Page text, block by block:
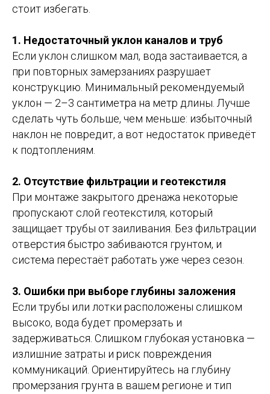
стоит избегать.
1. Недостаточный уклон каналов и труб
Если уклон слишком мал, вода застаивается, а
при повторных замерзаниях разрушает
конструкцию. Минимальный рекомендуемый
уклон — 2–3 сантиметра на метр длины. Лучше
сделать чуть больше, чем меньше: избыточный
наклон не повредит, а вот недостаток приведёт
к подтоплениям.
2. Отсутствие фильтрации и геотекстиля
При монтаже закрытого дренажа некоторые
пропускают слой геотекстиля, который
защищает трубы от заиливания. Без фильтрации
отверстия быстро забиваются грунтом, и
система перестаёт работать уже через сезон.
3. Ошибки при выборе глубины заложения
Если трубы или лотки расположены слишком
высоко, вода будет промерзать и
задерживаться. Слишком глубокая установка —
излишние затраты и риск повреждения
коммуникаций. Ориентируйтесь на глубину
промерзания грунта в вашем регионе и тип